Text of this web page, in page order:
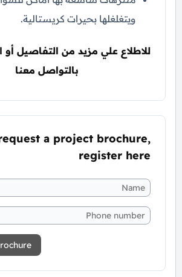
ويتغلغلها بحيرات كريستالية.
للاطلاع علي مزيد من التفاصيل أو
بالتواصل معنا
a project brochure,
register here